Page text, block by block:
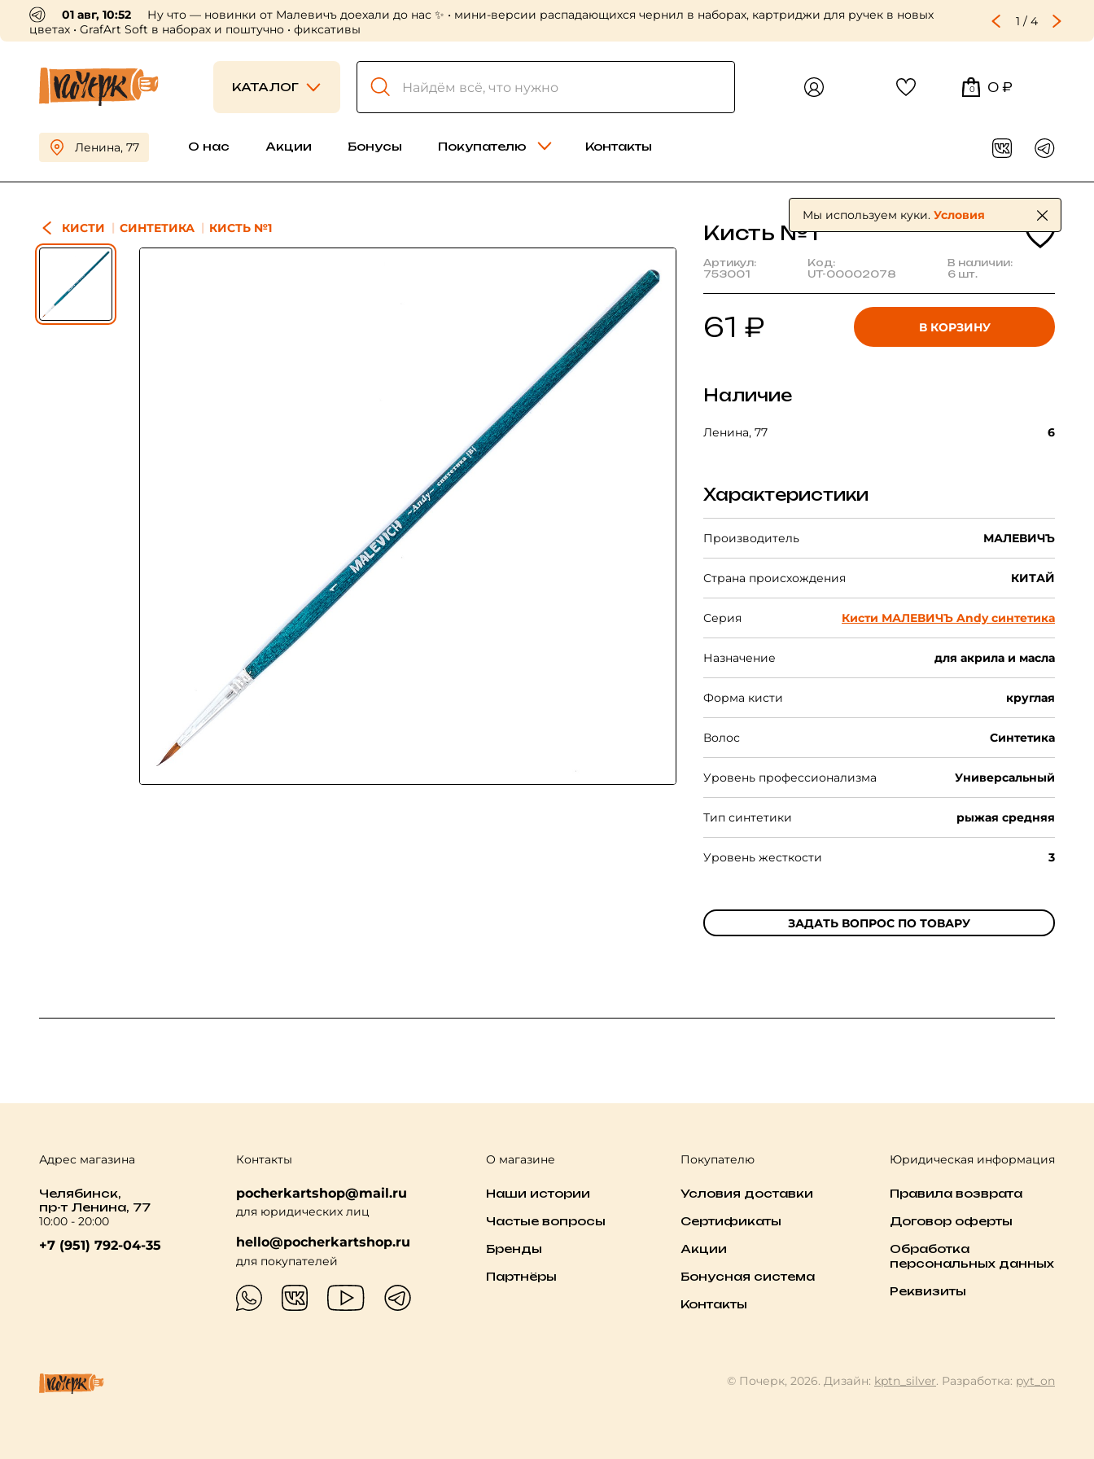
01 авг, 10:52
Ну что — новинки от Малевичъ доехали до нас ✨ • мини-версии распадающихся чернил в наборах, картриджи для ручек в новых
цветах • GrafArt Soft в наборах и поштучно • фиксативы
1 / 4
КАТАЛОГ 0 0 ₽
Ленина, 77 О нас Акции Бонусы Покупателю Контакты
КИСТИ СИНТЕТИКА КИСТЬ №1 Кисть №1
Артикул:
753001
Код:
UT-00002078
В наличии:
6 шт.
61 ₽ В КОРЗИНУ
Наличие
Ленина, 77 6
Характеристики
Производитель МАЛЕВИЧЪ
Страна происхождения КИТАЙ
Серия Кисти МАЛЕВИЧЪ Andy синтетика
Назначение для акрила и масла
Форма кисти круглая
Волос Синтетика
Уровень профессионализма Универсальный
Тип синтетики рыжая средняя
Уровень жесткости 3
ЗАДАТЬ ВОПРОС ПО ТОВАРУ
Адрес магазина
Челябинск,
пр-т Ленина, 77
10:00 - 20:00
+7 (951) 792-04-35
Контакты
pocherkartshop@mail.ru
для юридических лиц
hello@pocherkartshop.ru
для покупателей
О магазине
Наши истории
Частые вопросы
Бренды
Партнёры
Покупателю
Условия доставки
Сертификаты
Акции
Бонусная система
Контакты
Юридическая информация
Правила возврата
Договор оферты
Обработка
персональных данных
Реквизиты
© Почерк, 2026. Дизайн: kptn_silver. Разработка: pyt_on
Мы используем куки. Условия